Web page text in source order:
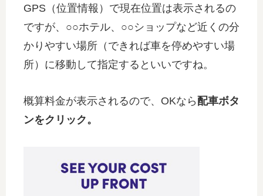
GPS（位置情報）で現在位置は表示されるの
ですが、○○ホテル、○○ショップなど近くの分
かりやすい場所（できれば車を停めやすい場
所）に移動して指定するといいですね。
概算料金が表示されるので、OKなら 配車ボタ
ンをクリック。